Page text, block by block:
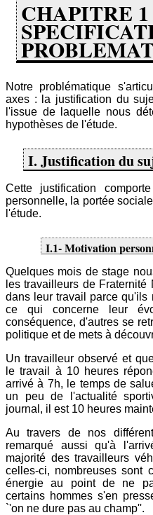
CHAPITRE
Notre problématique
axes : la justification du
l'issue de laquelle nous
hypothèses de l'étude.
I. Justification du
Cette justification
personnelle, la portée
l'étude.
I.1- Motivation
Quelques mois de stage
les travailleurs de
dans leur travail parce
ce qui concerne leur
conséquence, d'autres se
politique et de mets à
Un travailleur observé et
le travail à 10 heures
arrivé à 7h, le temps de
un peu de l'actualité
journal, il est 10 heures
Au travers de nos
remarqué aussi qu'à
majorité des travailleurs
celles-ci, nombreuses sont
énergie au point de ne
certains hommes s'en
`'on ne dure pas au champ''.